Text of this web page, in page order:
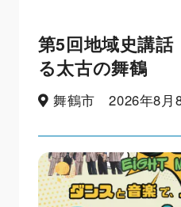
第5回地域史講
る太古の舞鶴
舞鶴市 2026年8月